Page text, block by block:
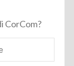
CorCom?